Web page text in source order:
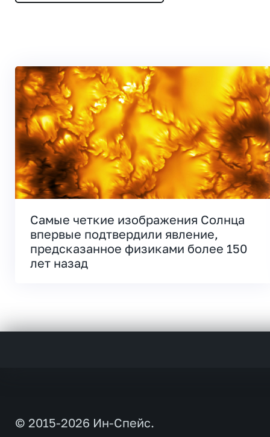
Самые четкие изображения Солнца
впервые подтвердили явление,
предсказанное физиками более 150
лет назад
© 2015-2026 Ин-Спейс.